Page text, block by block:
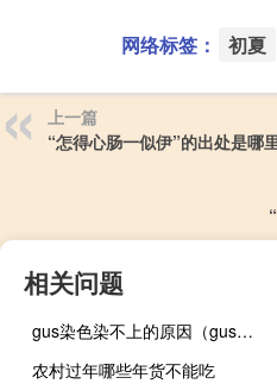
网络标签： 初夏
上一篇
“怎得心肠一似伊”的出处是哪
相关问题
gus染色染不上的原因（gus染色原理）
农村过年哪些年货不能吃